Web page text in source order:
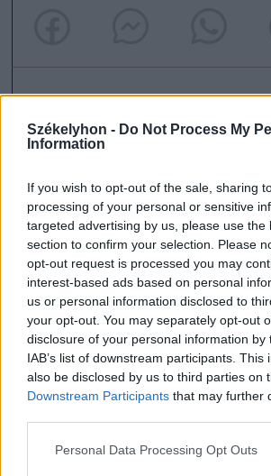
Székelyhon - Do Not Process My
Information
If you wish to opt-out of the sale, sharing
processing of your personal or sensitive
targeted advertising by us, please use the
section to confirm your selection. Please
opt-out request is processed you may
interest-based ads based on personal
us or personal information disclosed to
your opt-out. You may separately opt-out
disclosure of your personal information by
IAB’s list of downstream participants. This
also be disclosed by us to third parties on
Downstream Participants that may further
Personal Data Processing Opt Outs
Ezek is
Székelyhon
Tizenegy
víz nélkül
Székelyhon